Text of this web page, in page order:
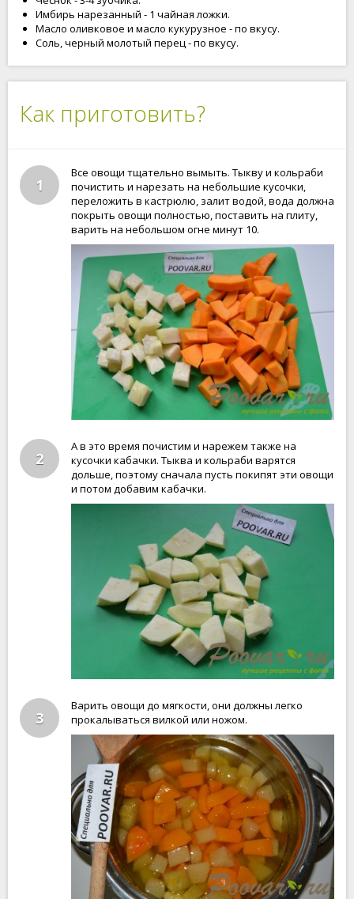
Имбирь нарезанный - 1 чайная ложки.
Масло оливковое и масло кукурузное - по вкусу.
Соль, черный молотый перец - по вкусу.
Как приготовить?
1
Все овощи тщательно вымыть. Тыкву и кольраби
почистить и нарезать на небольшие кусочки,
переложить в кастрюлю, залит водой, вода должна
покрыть овощи полностью, поставить на плиту,
варить на небольшом огне минут 10.
2
А в это время почистим и нарежем также на
кусочки кабачки. Тыква и кольраби варятся
дольше, поэтому сначала пусть покипят эти овощи
и потом добавим кабачки.
3
Варить овощи до мягкости, они должны легко
прокалываться вилкой или ножом.